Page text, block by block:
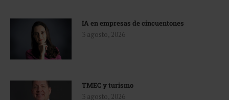
IA en empresas de cincuentones
3 agosto, 2026
TMEC y turismo
3 agosto, 2026